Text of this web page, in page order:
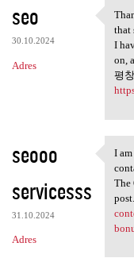
seo
30.10.2024
Adres
that
I
on,
평
seooo
servicesss
31.10.2024
Adres
I
I
The